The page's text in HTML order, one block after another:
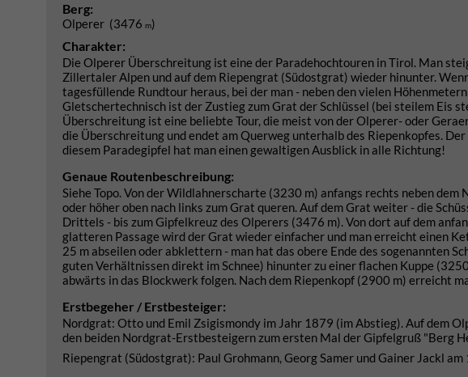
Berg:
Olperer (3476 m)
Charakter:
Die Olperer Überschreitung ist eine der Paradehochtouren in Tirol. Man
Zillertaler Alpen und auf dem Riepengrat (Südostgrat) wieder hinunter.
tagesfüllende Rundtour heraus, bei der man - neben den vielen
Gletschertechnisch ist der Zustieg zum Grat der Schlüssel (bei steilem Eis
Überschreitung ist eine beliebte Tour, die meist von der Olperer- oder
die Überschreitung und endet am Querweg unterhalb des Riepenkopfes.
diesem Paradegipfel hat man einen gewaltigen Ausblick in alle Richtung!
Genaue Routenbeschreibung:
Siehe Topo. Von der Wildlahnerscharte (3230 m) anfangs rechts neben
oder höher oben nach links zum Grat queren. Auf dem Grat weiter - die
Drittels - bis zum Gipfelkreuz des Olperers (3476 m). Von dort auf dem
glatteren Passage wird der Grat wieder einfacher und man erreicht einen
25 m abseilen oder abklettern - man hat das obere Ende des sogenannten
guten Verhältnissen direkt im Schnee) hinunter zu einer flachen Kuppe
abwärts in das Blockwerk folgen. Nach dem Riepenkopf (2900 m) erreicht
Erstbegeher / Erstbesteiger:
Nordgrat: Otto und Emil Zsigismondy im Jahr 1879 (im Abstieg). Auf dem
den beiden Nordgrat-Erstbesteigern zum ersten Mal der Gipfelgruß "Berg
Riepengrat (Südostgrat): Paul Grohmann, Georg Samer und Gainer Jackl